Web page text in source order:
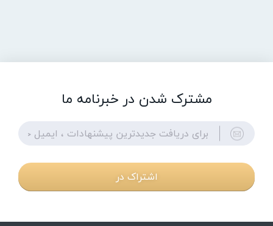
مشترک شدن در خبرنامه ما
اشتراک در